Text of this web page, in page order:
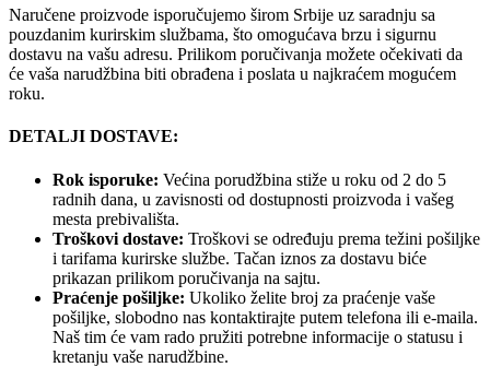
Naručene proizvode isporučujemo širom Srbije uz saradnju sa
pouzdanim kurirskim službama, što omogućava brzu i sigurnu
dostavu na vašu adresu. Prilikom poručivanja možete očekivati da
će vaša narudžbina biti obrađena i poslata u najkraćem mogućem
roku.
DETALJI DOSTAVE:
Rok isporuke: Većina porudžbina stiže u roku od 2 do 5
radnih dana, u zavisnosti od dostupnosti proizvoda i vašeg
mesta prebivališta.
Troškovi dostave: Troškovi se određuju prema težini pošiljke
i tarifama kurirske službe. Tačan iznos za dostavu biće
prikazan prilikom poručivanja na sajtu.
Praćenje pošiljke: Ukoliko želite broj za praćenje vaše
pošiljke, slobodno nas kontaktirajte putem telefona ili e-maila.
Naš tim će vam rado pružiti potrebne informacije o statusu i
kretanju vaše narudžbine.